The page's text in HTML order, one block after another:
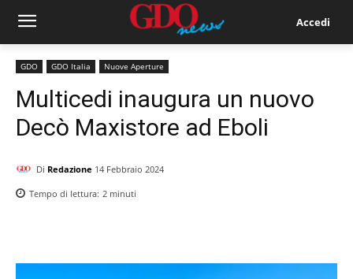
Accedi
GDO GDO Italia Nuove Aperture
Multicedi inaugura un nuovo
Decò Maxistore ad Eboli
Di Redazione 14 Febbraio 2024
Tempo di lettura: 2 minuti